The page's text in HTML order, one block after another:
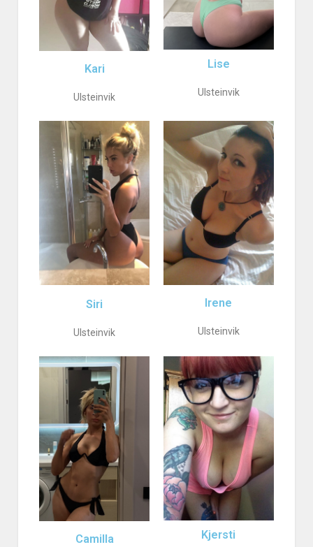
Kari
Ulsteinvik
Lise
Ulsteinvik
Siri
Ulsteinvik
Irene
Ulsteinvik
Camilla Kjersti